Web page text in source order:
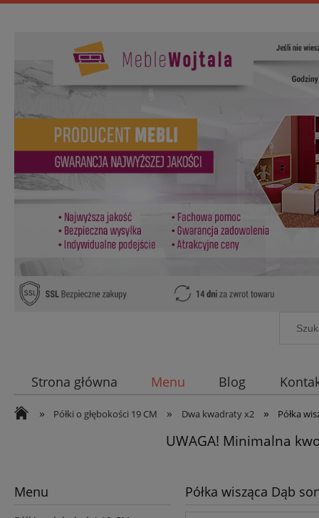
Strona główna Menu Blog
» Półki o głębokości 19 CM » Dwa kwadraty x2 » Półka
UWAGA! Minimalna
Menu Półka wisząca Dąb